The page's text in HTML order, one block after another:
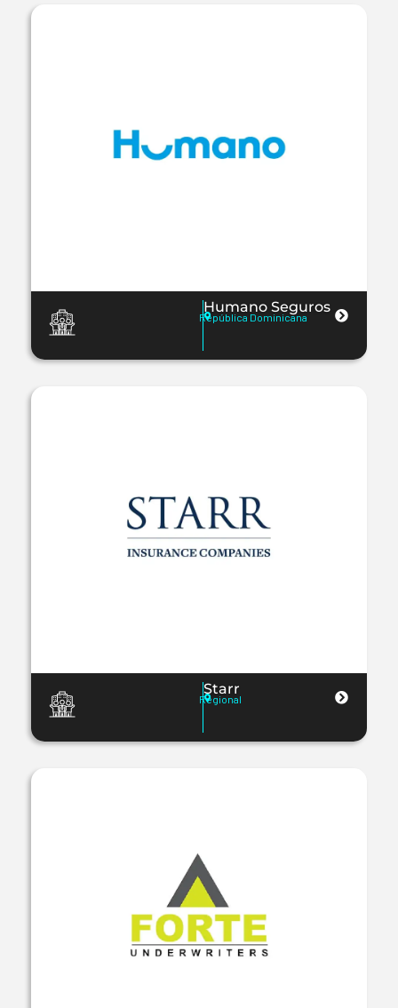
Humano Seguros
República Dominicana
Starr
Regional